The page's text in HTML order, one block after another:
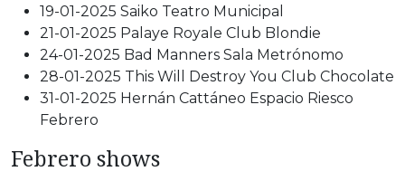
19-01-2025 Saiko Teatro Municipal
21-01-2025 Palaye Royale Club Blondie
24-01-2025 Bad Manners Sala Metrónomo
28-01-2025 This Will Destroy You Club Chocolate
31-01-2025 Hernán Cattáneo Espacio Riesco
Febrero
Febrero shows